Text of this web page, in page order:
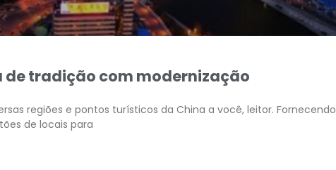
tradição com modernização
regiões e pontos turísticos da China a você, leitor. Fornecendo
de locais para